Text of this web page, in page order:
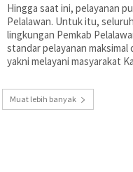
Hingga saat ini, pelayanan
Pelalawan. Untuk itu,
lingkungan Pemkab
standar pelayanan maksimal
yakni melayani masyarakat
Muat lebih banyak